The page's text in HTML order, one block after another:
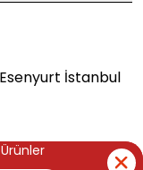
İstanbul